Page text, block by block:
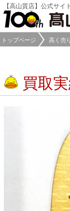
【高山質店】公式サ
トップページ 高く売
買取